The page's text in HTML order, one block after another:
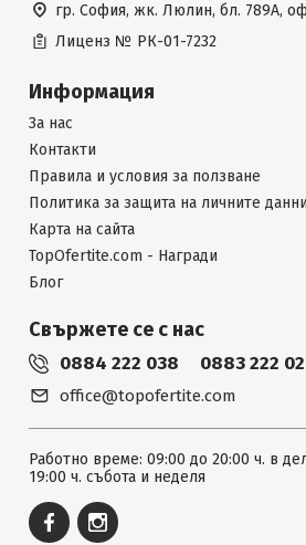
гр. София, жк. Люлин, бл. 789А,
Лиценз № РК-01-7232
Информация
За нас
Контакти
Правила и условия за ползване
Политика за защита на личните данни
Карта на сайта
TopOfertite.com - Награди
Блог
Свържете се с нас
0884 222 038 0883 222
office@topofertite.com
Работно време: 09:00 до 20:00 ч. в
19:00 ч. събота и неделя